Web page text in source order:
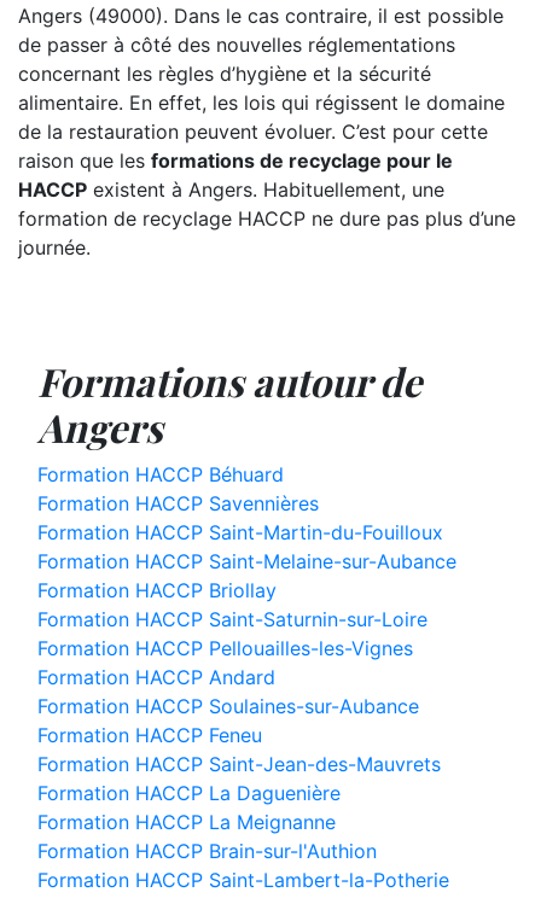
Angers (49000). Dans le cas contraire, il est possible
de passer à côté des nouvelles réglementations
concernant les règles d’hygiène et la sécurité
alimentaire. En effet, les lois qui régissent le domaine
de la restauration peuvent évoluer. C’est pour cette
raison que les formations de recyclage pour le
HACCP existent à Angers. Habituellement, une
formation de recyclage HACCP ne dure pas plus d’une
journée.
Formations autour de
Angers
Formation HACCP Béhuard
Formation HACCP Savennières
Formation HACCP Saint-Martin-du-Fouilloux
Formation HACCP Saint-Melaine-sur-Aubance
Formation HACCP Briollay
Formation HACCP Saint-Saturnin-sur-Loire
Formation HACCP Pellouailles-les-Vignes
Formation HACCP Andard
Formation HACCP Soulaines-sur-Aubance
Formation HACCP Feneu
Formation HACCP Saint-Jean-des-Mauvrets
Formation HACCP La Daguenière
Formation HACCP La Meignanne
Formation HACCP Brain-sur-l'Authion
Formation HACCP Saint-Lambert-la-Potherie